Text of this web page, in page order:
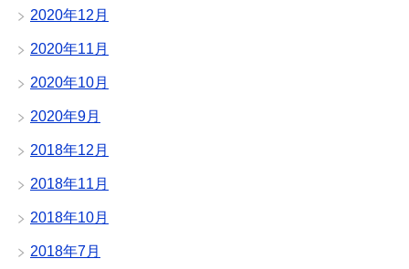
2020年12月
2020年11月
2020年10月
2020年9月
2018年12月
2018年11月
2018年10月
2018年7月